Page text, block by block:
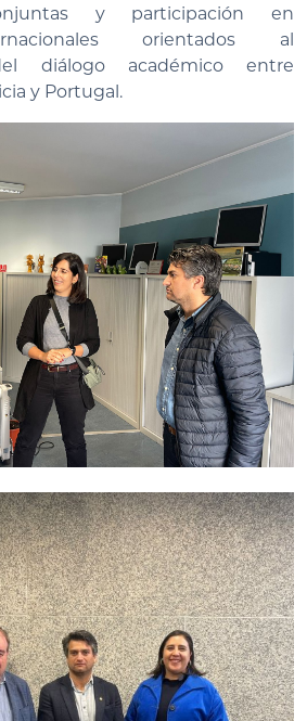
y participación en
orientados al
diálogo académico entre
y Portugal.